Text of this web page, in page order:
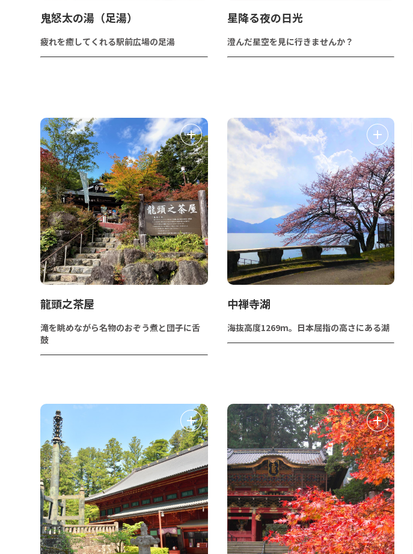
鬼怒太の湯（足湯）
疲れを癒してくれる駅前広場の足湯
星降る夜の日光
澄んだ星空を見に行きませんか？
龍頭之茶屋
滝を眺めながら名物のおぞう煮と団子に舌
鼓
中禅寺湖
海抜高度1269m。日本屈指の高さにある湖